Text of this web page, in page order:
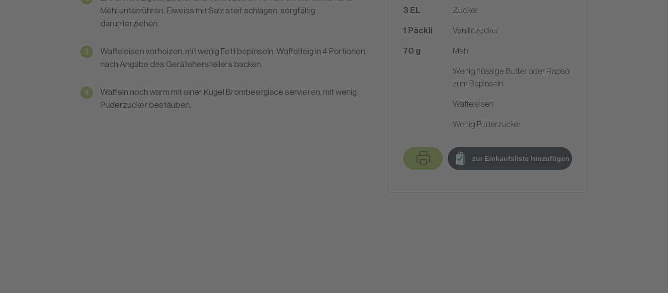
Mehl unterrühren. Eiweiss mit Salz steif schlagen, sorgfältig
darunterziehen.
Waffeleisen vorheizen, mit wenig Fett bepinseln. Waffelteig in 4 Portionen
nach Angabe des Geräteherstellers backen.
Waffeln noch warm mit einer Kugel Brombeerglace servieren, mit wenig
Puderzucker bestäuben.
3 EL Zucker
1 Päckli Vanillezucker
70 g Mehl
Wenig flüssige Butter oder Rapsöl
zum Bepinseln
Waffeleisen
Wenig Puderzucker
zur Einkaufsliste hinzufügen